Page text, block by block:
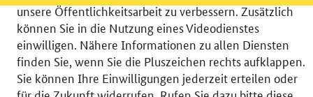
© 2026 Bundesministerium für Wirtschaft und Energie
unsere Öffentlichkeitsarbeit zu verbessern. Zusätzlich
können Sie in die Nutzung eines Videodienstes
einwilligen. Nähere Informationen zu allen Diensten
finden Sie, wenn Sie die Pluszeichen rechts aufklappen.
Sie können Ihre Einwilligungen jederzeit erteilen oder